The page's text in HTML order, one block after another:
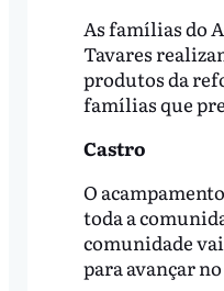
As famílias do
Tavares
produtos da
famílias que
Castro
O
toda a
comunidade
para avançar